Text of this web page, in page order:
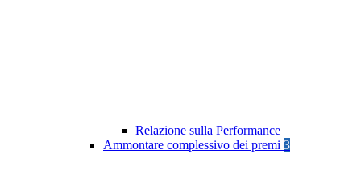
Relazione sulla Performance
Ammontare complessivo dei premi 3